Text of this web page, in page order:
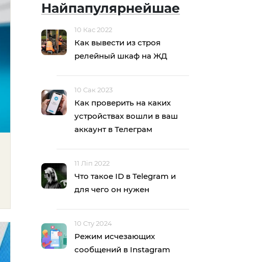
Найпапулярнейшае
10 Кас 2022
Как вывести из строя
релейный шкаф на ЖД
10 Сак 2023
Как проверить на каких
устройствах вошли в ваш
аккаунт в Телеграм
11 Ліп 2022
Что такое ID в Telegram и
для чего он нужен
10 Сту 2024
Режим исчезающих
сообщений в Instagram